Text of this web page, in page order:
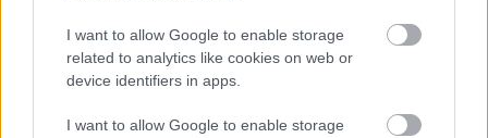
I want to allow Google to enable storage
related to analytics like cookies on web or
device identifiers in apps.
I want to allow Google to enable storage
Kiterjesztett valósággal és 3D
technológiákkal ajánlja cipőit a Nike